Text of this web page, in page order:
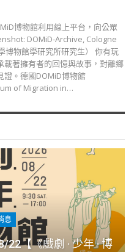
博物館利用線上平台，向公眾
DOMiD-Archive, Cologne
博物館學研究所研究生） 你有玩
著擁有者的回憶與故事，對離鄉
證。德國DOMiD博物館
of Migration in…
息
【《戲劇 · 少年 · 博